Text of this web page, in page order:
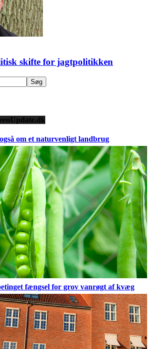
skifte for jagtpolitikken
om et naturvenligt landbrug
fængsel for grov vanrøgt af kvæg